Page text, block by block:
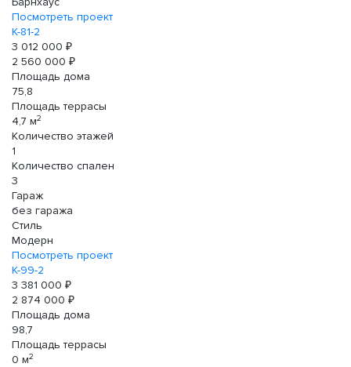
Посмотреть проект
К-81-2
3 012 000 ₽
2 560 000 ₽
Площадь дома
75,8
Площадь террасы
4,7 м2
Количество этажей
1
Количество спален
3
Гараж
без гаража
Стиль
Модерн
Посмотреть проект
К-99-2
3 381 000 ₽
2 874 000 ₽
Площадь дома
98,7
Площадь террасы
0 м2